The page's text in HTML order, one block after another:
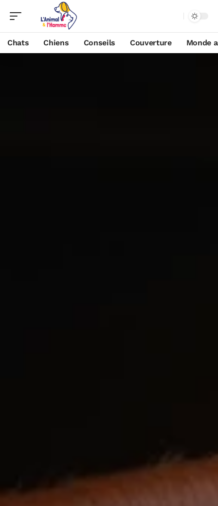
Chats Chiens Conseils Couverture Monde